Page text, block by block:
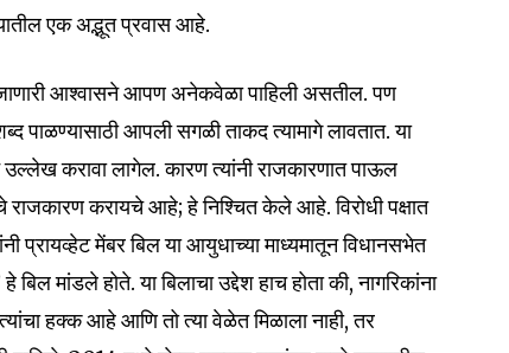
एक अद्भूत प्रवास आहे.
आश्वासने आपण अनेकवेळा पाहिली असतील. पण
पाळण्यासाठी आपली सगळी ताकद त्यामागे लावतात. या
करावा लागेल. कारण त्यांनी राजकारणात पाऊल
राजकारण करायचे आहे; हे निश्चित केले आहे. विरोधी पक्षात
प्रायव्हेट मेंबर बिल या आयुधाच्या माध्यमातून विधानसभेत
बिल मांडले होते. या बिलाचा उद्देश हाच होता की, नागरिकांना
हक्क आहे आणि तो त्या वेळेत मिळाला नाही, तर